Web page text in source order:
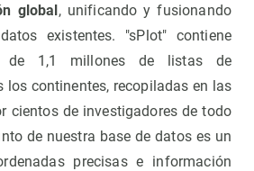
global, unificando y fusionando
existentes. "sPlot" contiene
de 1,1 millones de listas de
los continentes, recopiladas en las
cientos de investigadores de todo
de nuestra base de datos es un
precisas e información